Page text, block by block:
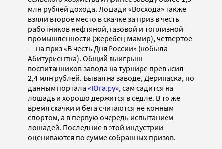
млн рублей дохода. Лошади «Восхода» также
взяли второе место в скачке за приз в честь
работников нефтяной, газовой и топливной
промышленности (жеребец Мамир), четвертое
— на приз «В честь Дня России» (кобыла
Абитуриентка). Общий выигрыш
воспитанников завода на турнире превысил
2,4 млн рублей. Бывая на заводе, Дерипаска, по
данным портала «Юга.ру», сам садится на
лошадь и хорошо держится в седле. В то же
время скачки и бега считаются не конным
спортом, а в первую очередь испытанием
лошадей. Последние в этой индустрии
оцениваются по сумме собранных призов.